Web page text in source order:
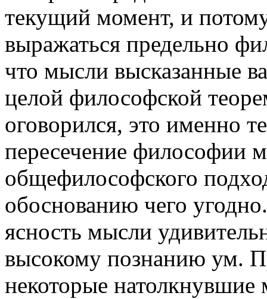
текущий момент, и
выражаться предельно
что мысли высказанные
целой философской
оговорился, это именно
пересечение философии
общефилософского
обоснованию чего
ясность мысли
высокому познанию ум.
некоторые